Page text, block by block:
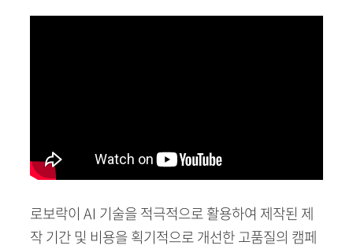
로보락이 AI 기술을 적극적으로 활용하여 제작된 제
작 기간 및 비용을 획기적으로 개선한 고품질의 캠페